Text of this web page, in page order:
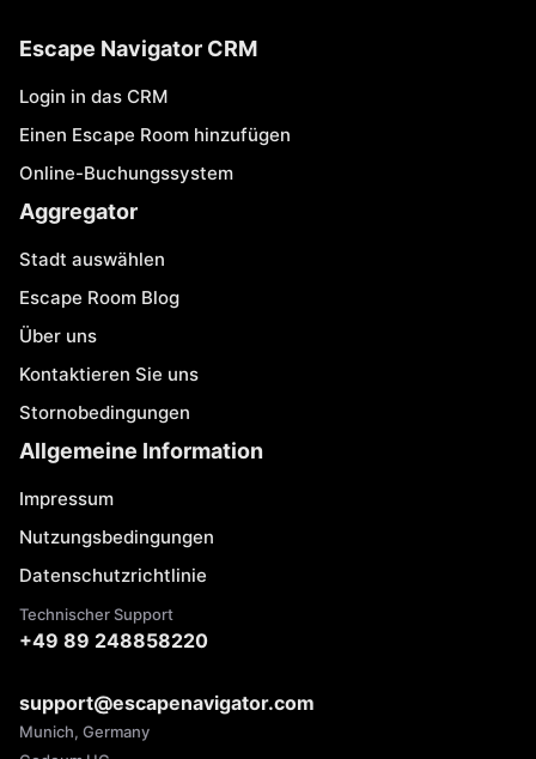
Escape Navigator CRM
Login in das CRM
Einen Escape Room hinzufügen
Online-Buchungssystem
Aggregator
Stadt auswählen
Escape Room Blog
Über uns
Kontaktieren Sie uns
Stornobedingungen
Allgemeine Information
Impressum
Nutzungsbedingungen
Datenschutzrichtlinie
Technischer Support
+49 89 248858220
support@escapenavigator.com
Munich, Germany